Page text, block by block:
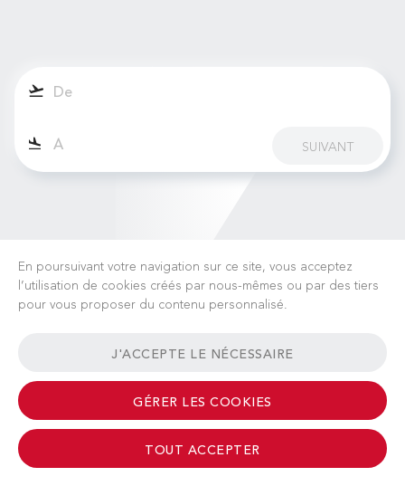
SUIVANT
CONDITIONS GÉNÉRALES CONTACT
© 2026 Albinati Aeronautics - All Rights Reserved
En poursuivant votre navigation sur ce site, vous acceptez
l’utilisation de cookies créés par nous-mêmes ou par des tiers
pour vous proposer du contenu personnalisé.
J'ACCEPTE LE NÉCESSAIRE
GÉRER LES COOKIES
TOUT ACCEPTER